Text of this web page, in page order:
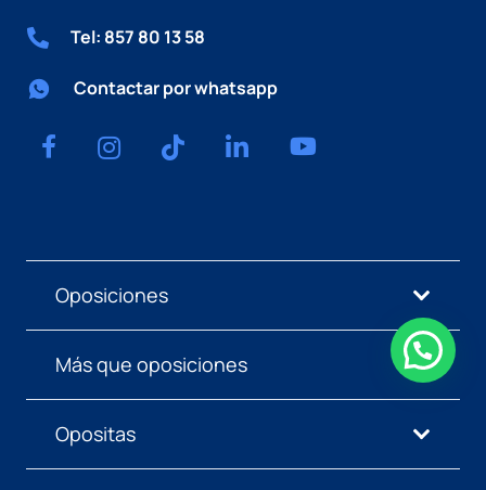
Tel: 857 80 13 58
Contactar por whatsapp
Oposiciones
Más que oposiciones
Opositas